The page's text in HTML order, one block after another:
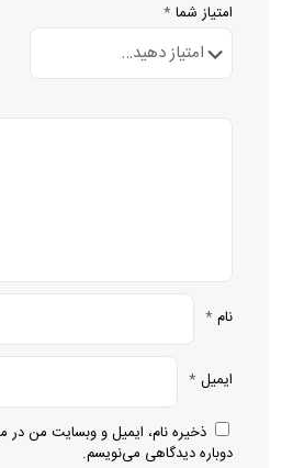
امتیاز شما *
نام *
ایمیل *
ذخیره نام، ایمیل و وبسایت من در
دوباره دیدگاهی می‌نویسم.